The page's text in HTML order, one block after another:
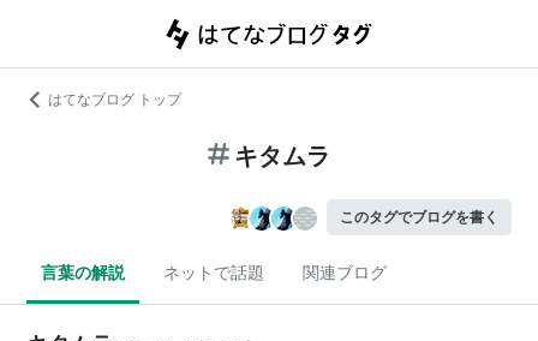
はてなブログ トップ
キタムラ
このタグでブログを書く
言葉の解説 ネットで話題 関連ブログ